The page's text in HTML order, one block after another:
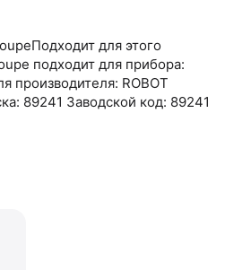
для этого
подходит для прибора:
производителя: ROBOT
89241 Заводской код: 89241